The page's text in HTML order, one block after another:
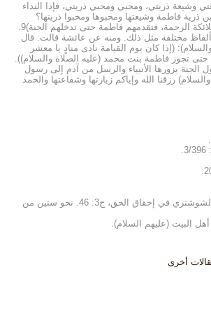
وشيعة ذريتي، ومحبي ومحبي ذريتي، فإذا النداء
ذرية فاطمة وشيعتها ومحبوها ومحبوا ذريتها؟
الرحمة، فتقدمهم فاطمة حتى تدخلهم الجنة)9.
مختلفة مثل ذلك. ومنه عن عائشة قالت: قال
(إذا كان يوم القيامة نادى منادٍ يا معشر
حتى تجوز فاطمة بنت محمد (عليه الصلاة والسلام)).
الجنة يزورها الأنبياء والرسل من آدم إلى رسول
رزقنا الله وإياكم زيارتها وشفاعتها والحمد
8. ذكر القاضي نور الله الشوشتري في إحقاق الحق، ج3: 46. نحو ستين من
البيت (عليهم السلام).
أخرى